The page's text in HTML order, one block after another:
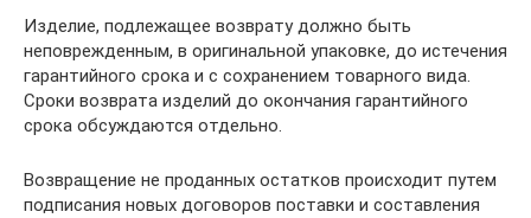
Изделие, подлежащее возврату должно быть
неповрежденным, в оригинальной упаковке, до истечения
гарантийного срока и с сохранением товарного вида.
Сроки возврата изделий до окончания гарантийного
срока обсуждаются отдельно.
Возвращение не проданных остатков происходит путем
подписания новых договоров поставки и составления